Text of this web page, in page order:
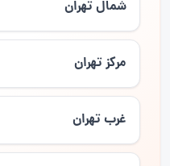
شمال تهران
مرکز تهران
غرب تهران